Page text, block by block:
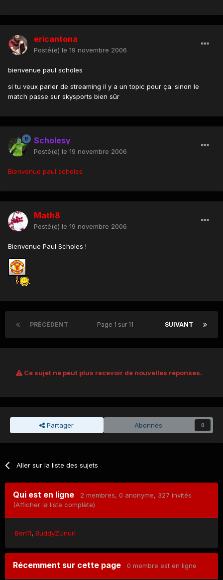
ericantona
Posté(e) le 19 novembre 2006
bienvenue paul scholes
si tu veux parler de streaming il y a un topic pour ça. sinon le
match passe sur skysports bien sûr
Scholesy
Posté(e) le 19 novembre 2006
Bienvenue paul scholes
Math8
Posté(e) le 19 novembre 2006
Bienvenue Paul Scholes !
PRÉCÉDENT SUIVANT
Page 1 sur 11
Ce sujet ne peut plus recevoir de nouvelles réponses.
Partager Abonnés 0
Aller sur la liste des sujets
Qui est en ligne 2 membres, 0 anonyme, 327 invités
(Afficher la liste complète)
Ben11 BuddyZUnurl
Récemment sur cette page 0 membre est en ligne